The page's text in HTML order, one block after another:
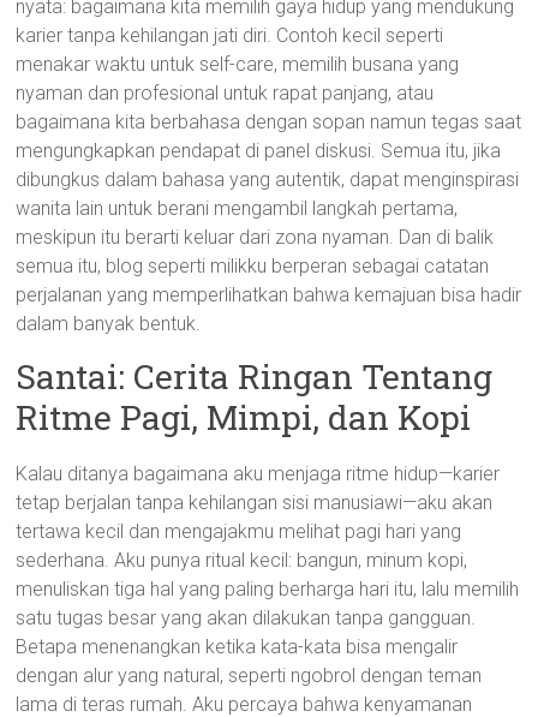
nyata: bagaimana kita memilih gaya hidup yang mendukung
karier tanpa kehilangan jati diri. Contoh kecil seperti
menakar waktu untuk self-care, memilih busana yang
nyaman dan profesional untuk rapat panjang, atau
bagaimana kita berbahasa dengan sopan namun tegas saat
mengungkapkan pendapat di panel diskusi. Semua itu, jika
dibungkus dalam bahasa yang autentik, dapat menginspirasi
wanita lain untuk berani mengambil langkah pertama,
meskipun itu berarti keluar dari zona nyaman. Dan di balik
semua itu, blog seperti milikku berperan sebagai catatan
perjalanan yang memperlihatkan bahwa kemajuan bisa hadir
dalam banyak bentuk.
Santai: Cerita Ringan Tentang
Ritme Pagi, Mimpi, dan Kopi
Kalau ditanya bagaimana aku menjaga ritme hidup—karier
tetap berjalan tanpa kehilangan sisi manusiawi—aku akan
tertawa kecil dan mengajakmu melihat pagi hari yang
sederhana. Aku punya ritual kecil: bangun, minum kopi,
menuliskan tiga hal yang paling berharga hari itu, lalu memilih
satu tugas besar yang akan dilakukan tanpa gangguan.
Betapa menenangkan ketika kata-kata bisa mengalir
dengan alur yang natural, seperti ngobrol dengan teman
lama di teras rumah. Aku percaya bahwa kenyamanan